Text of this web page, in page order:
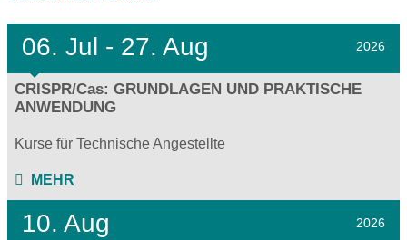
06. Jul - 27. Aug 2026
CRISPR/Cas: GRUNDLAGEN UND PRAKTISCHE
ANWENDUNG
Kurse für Technische Angestellte
MEHR
10. Aug 2026